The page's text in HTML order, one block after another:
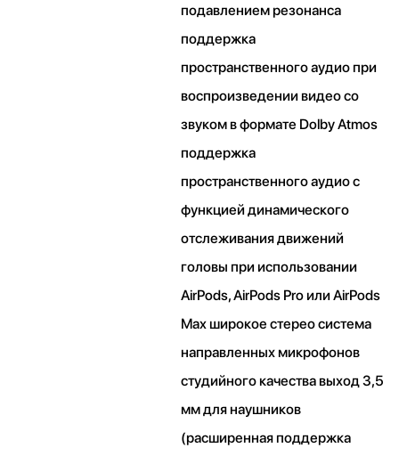
подавлением резонанса
поддержка
пространственного аудио при
воспроизведении видео со
звуком в формате Dolby Atmos
поддержка
пространственного аудио с
функцией динамического
отслеживания движений
головы при использовании
AirPods, AirPods Pro или AirPods
Max широкое стерео система
направленных микрофонов
студийного качества выход 3,5
мм для наушников
(расширенная поддержка